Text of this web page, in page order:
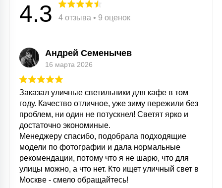
4.3 4 отзыва • 9 оценок
Андрей Семенычев
16 марта 2026
Заказал уличные светильники для кафе в том
году. Качество отличное, уже зиму пережили без
проблем, ни один не потускнел! Светят ярко и
достаточно экономиные.
Менеджеру спасибо, подобрала подходящие
модели по фотографии и дала нормальные
рекомендации, потому что я не шарю, что для
улицы можно, а что нет. Кто ищет уличный свет в
Москве - смело обращайтесь!